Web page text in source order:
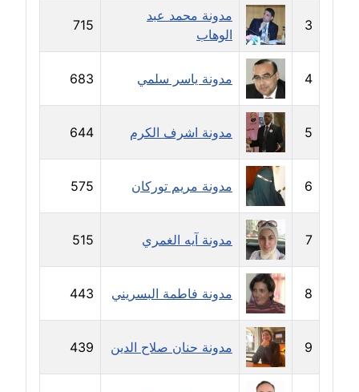
عاملة
مدونة ثائر دالي
عاملة
مدونة جاد كريم
عاملة
مدونة جلال الخطيب
عاملة
مدونة جهاد عبد الحميد
عاملة
مدونة جهاد غازي
عاملة
مدونة جواد الحربي
عاملة
3
مدونة محمد عبد
الوهاب
715
4 مدونة ياسر سلمي 683
5 مدونة اشرف الكرم 644
6 مدونة مريم توركان 575
7 مدونة آيه الغمري 515
8 مدونة فاطمة البسريني 443
9 مدونة حنان صلاح الدين 439